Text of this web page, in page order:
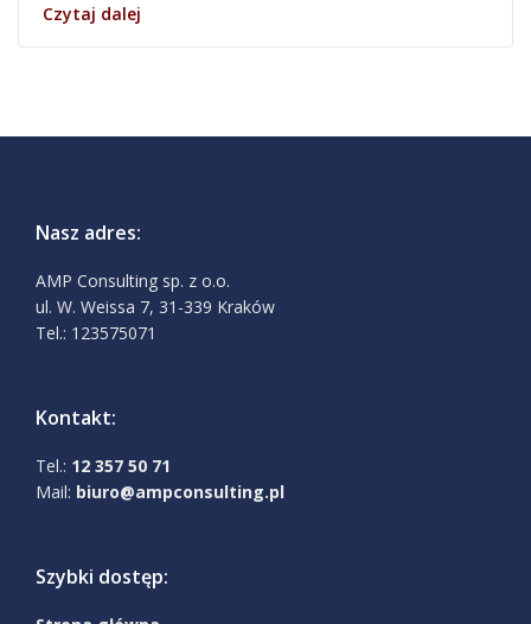
Czytaj dalej
Nasz adres:
AMP Consulting sp. z o.o.
ul. W. Weissa 7, 31-339 Kraków
Tel.: 123575071
Kontakt:
Tel.: 12 357 50 71
Mail: biuro@ampconsulting.pl
Szybki dostęp: